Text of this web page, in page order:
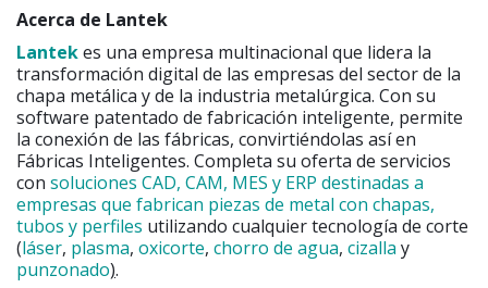
Acerca de Lantek
Lantekes una empresa multinacional que lidera la
transformación digital de las empresas del sector de la
chapa metálica y de la industria metalúrgica. Con su
software patentado de fabricación inteligente, permite
la conexión de las fábricas, convirtiéndolas así en
Fábricas Inteligentes. Completa su oferta de servicios
con soluciones CAD, CAM, MES y ERP destinadas a
empresas que fabrican piezas de metal con chapas,
tubos y perfiles utilizando cualquier tecnología de corte
(láser, plasma, oxicorte, chorro de agua, cizalla y
punzonado).